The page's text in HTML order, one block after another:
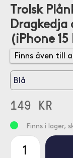
Trolsk
(iPhone 15
Blå
149 KR
Finns i lager,